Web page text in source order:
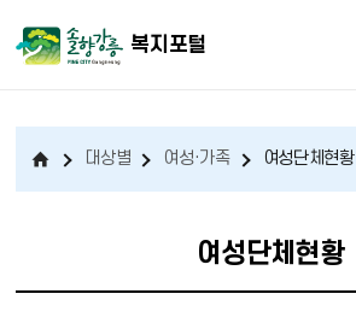
복지포털
대상별 여성·가족 여성단체현황
여성단체현황